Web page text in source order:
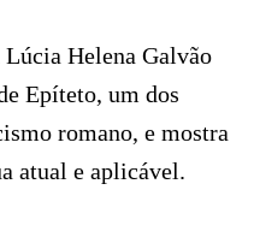
Lúcia Helena Galvão
Epíteto, um dos
romano, e mostra
atual e aplicável.